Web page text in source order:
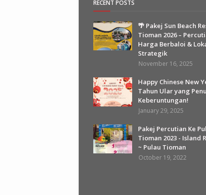
RECENT POSTS
🌴 Pakej Sun Beach
Tioman 2026 –
Harga Berbaloi &
Strategik
November 16, 2025
Happy Chinese New
Tahun Ular yang
Keberuntungan!
January 29, 2025
Pakej Percutian Ke
Tioman 2023 - Island
~ Pulau Tioman
October 19, 2022